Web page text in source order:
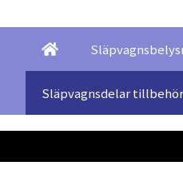
Släpvagnsdelar tillbehör